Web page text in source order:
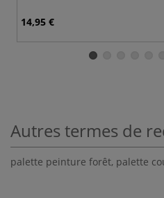
14,95 €
Autres termes de
palette peinture forêt, palette